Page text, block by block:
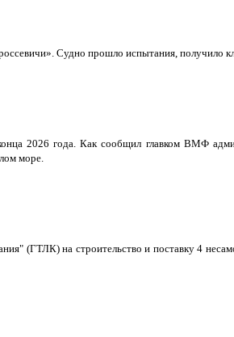
Судно прошло испытания, получило
2026 года. Как сообщил главком ВМФ
море.
(ГТЛК) на строительство и поставку 4